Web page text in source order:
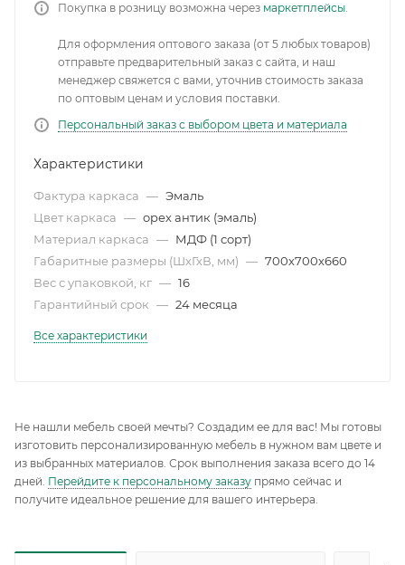
Покупка в розницу возможна через маркетплейсы.
Для оформления оптового заказа (от 5 любых товаров)
отправьте предварительный заказ с сайта, и наш
менеджер свяжется с вами, уточнив стоимость заказа
по оптовым ценам и условия поставки.
Персональный заказ с выбором цвета и материала
Характеристики
Фактура каркаса — Эмаль
Цвет каркаса — орех антик (эмаль)
Материал каркаса — МДФ (1 сорт)
Габаритные размеры (ШхГхВ, мм) — 700х700х660
Вес с упаковкой, кг — 16
Гарантийный срок — 24 месяца
Все характеристики
Не нашли мебель своей мечты? Создадим ее для вас! Мы готовы
изготовить персонализированную мебель в нужном вам цвете и
из выбранных материалов. Срок выполнения заказа всего до 14
дней. Перейдите к персональному заказу прямо сейчас и
получите идеальное решение для вашего интерьера.